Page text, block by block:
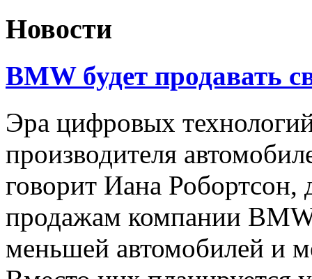
Новости
BMW будет продавать
Эра цифровых
производителя
говорит Иана Робортсон,
продажам компании
меньшей автомобилей и